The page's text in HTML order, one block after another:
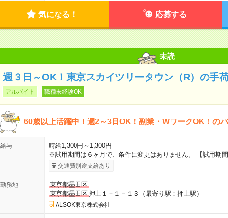
気になる！ 応募する
未読
週３日～OK！東京スカイツリータウン（R）の手
アルバイト 職種未経験OK
60歳以上活躍中！週2～3日OK！副業・WワークOK！の
給与
時給1,300円～1,300円
※試用期間は６ヶ月で、条件に変更はありません。 【試用期
交通費別途支給あり
勤務地
東京都墨田区
東京都墨田区押上１－１－１３（最寄り駅：押上駅）
ALSOK東京株式会社